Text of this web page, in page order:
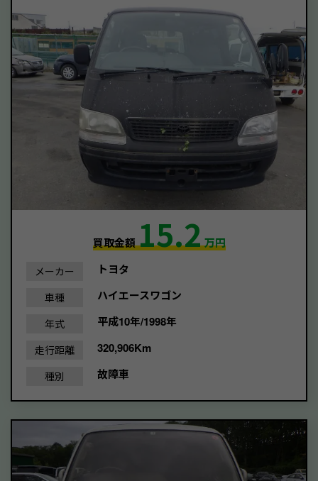
買取金額15.2万円
メーカー トヨタ
車種 ハイエースワゴン
年式 平成10年/1998年
走行距離 320,906Km
種別 故障車